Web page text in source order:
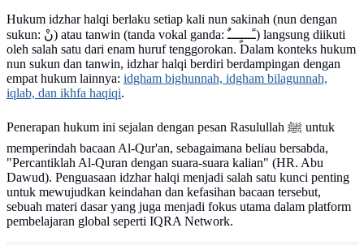
Hukum idzhar halqi berlaku setiap kali nun sakinah (nun dengan
sukun: نْ) atau tanwin (tanda vokal ganda: ـًـــٍـــٌ) langsung diikuti
oleh salah satu dari enam huruf tenggorokan. Dalam konteks hukum
nun sukun dan tanwin, idzhar halqi berdiri berdampingan dengan
empat hukum lainnya: idgham bighunnah, idgham bilagunnah,
iqlab, dan ikhfa haqiqi.
Penerapan hukum ini sejalan dengan pesan Rasulullah ﷺ untuk
memperindah bacaan Al-Qur'an, sebagaimana beliau bersabda,
"Percantiklah Al-Quran dengan suara-suara kalian" (HR. Abu
Dawud). Penguasaan idzhar halqi menjadi salah satu kunci penting
untuk mewujudkan keindahan dan kefasihan bacaan tersebut,
sebuah materi dasar yang juga menjadi fokus utama dalam platform
pembelajaran global seperti IQRA Network.